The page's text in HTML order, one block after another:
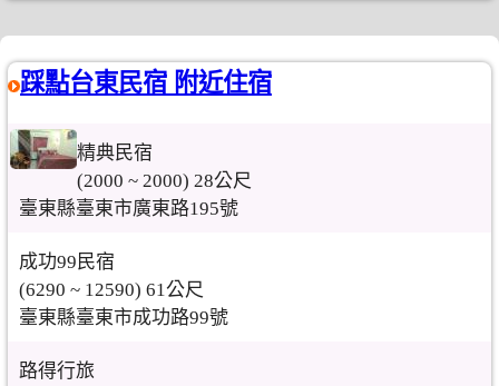
踩點台東民宿 附近住宿
精典民宿
(2000 ~ 2000) 28公尺
臺東縣臺東市廣東路195號
成功99民宿
(6290 ~ 12590) 61公尺
臺東縣臺東市成功路99號
路得行旅